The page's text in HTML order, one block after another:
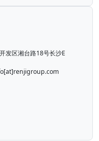
发区湘台路18号长沙E